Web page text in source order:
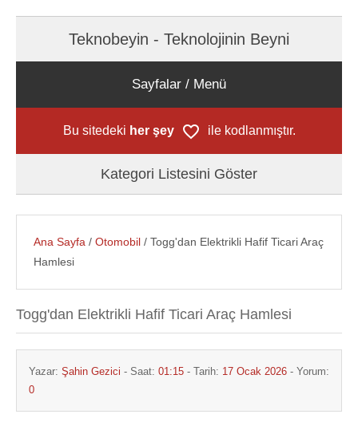
Teknobeyin - Teknolojinin Beyni
Sayfalar / Menü
Bu sitedeki her şey ile kodlanmıştır.
Kategori Listesini Göster
Ana Sayfa /Otomobil / Togg'dan Elektrikli Hafif Ticari Araç
Hamlesi
Togg'dan Elektrikli Hafif Ticari Araç Hamlesi
Yazar: Şahin Gezici - Saat: 01:15 - Tarih: 17 Ocak 2026 - Yorum:
0